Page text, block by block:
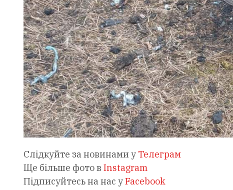
Слідкуйте за новинами у Телеграм
Ще більше фото в Instagram
Підписуйтесь на нас уFacebook